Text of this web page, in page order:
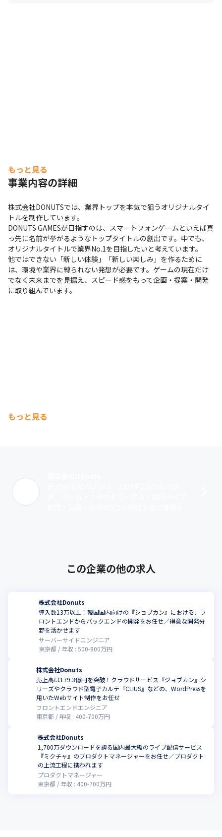
もっと見る
事業内容の詳細
株式会社DONUTSでは、業界トップを本気で狙うオリジナルタイ
トルを制作しています。
DONUTS GAMESが目指すのは、スマートフォンゲームといえば真
っ先に名前が挙がるようなトップタイトルの創出です。中でも、
オリジナルタイトルで業界No.1を目指したいと考えています。
他ではできない「新しい体験」「新しい楽しみ」を作るために
は、環境や業界に縛られない発想が必要です。ゲームの現在だけ
でなく未来までを見据え、スピード感をもって企画・提案・開発
に取り組んでいます。
もっと見る
この企業の他の求人
株式会社Donuts
導入数13万以上！韓国国内向けの『ジョブカン』における、フ
ロントエンドからバックエンドの開発をお任せ／得意な開発分
野を活かせます
サーバーサイドエンジニア
東京都
年収 :500-800万円
株式会社Donuts
売上高は179.3億円を突破！クラウドサービス『ジョブカン』シ
リーズやクラウド型電子カルテ『CLIUS』などの、WordPressを
用いたWebサイト制作をお任せ
フロントエンドエンジニア
東京都
年収 : 400-700万円
株式会社Donuts
1,700万ダウンロードを誇る国内最大級のライブ配信サービス
『ミクチャ』のプロダクトマネージャーをお任せ／プロダクト
の上流工程に携われます
プロダクトマネージャー
東京都
年収 : 400-700万円